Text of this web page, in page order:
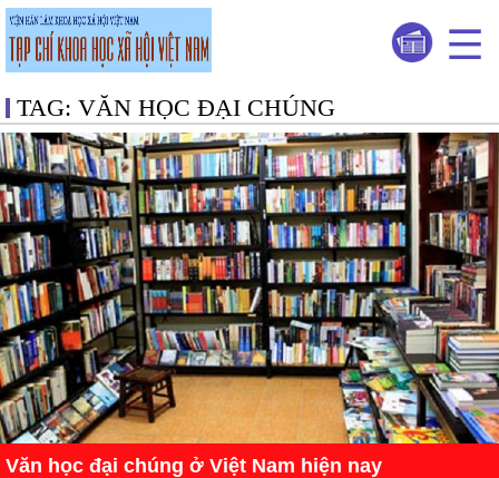
TAG: VĂN HỌC ĐẠI CHÚNG
Văn học đại chúng ở Việt Nam hiện nay